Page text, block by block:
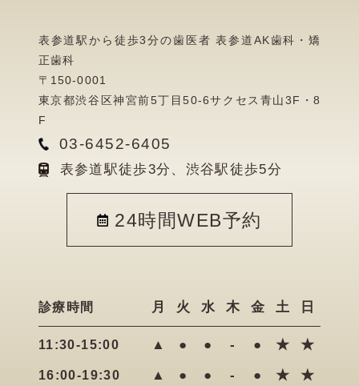
表参道駅から徒歩3分の歯医者 表参道AK歯科・矯
正歯科
〒150-0001
東京都渋谷区神宮前5丁目50-6サクセス青山3F・8
F
03-6452-6405
表参道駅徒歩3分、渋谷駅徒歩5分
24時間WEB予約
診療時間 月 火 水 木 金 土 日
11:30-15:00 ▲ ● ● - ● ★ ★
16:00-19:30 ▲ ● ● - ● ★ ★